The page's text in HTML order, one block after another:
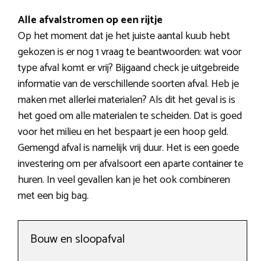
Alle afvalstromen op een rijtje
Op het moment dat je het juiste aantal kuub hebt
gekozen is er nog 1 vraag te beantwoorden: wat voor
type afval komt er vrij? Bijgaand check je uitgebreide
informatie van de verschillende soorten afval. Heb je
maken met allerlei materialen? Als dit het geval is is
het goed om alle materialen te scheiden. Dat is goed
voor het milieu en het bespaart je een hoop geld.
Gemengd afval is namelijk vrij duur. Het is een goede
investering om per afvalsoort een aparte container te
huren. In veel gevallen kan je het ook combineren
met een big bag.
Bouw en sloopafval